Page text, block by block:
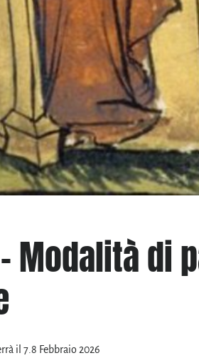
– Modalità
il 7.8 Febbraio 2026